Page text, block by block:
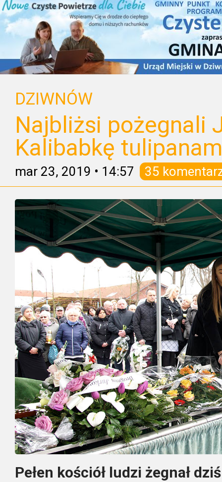
DZIWNÓW
Najbliżsi pożegnali
Kalibabkę
mar 23, 2019 • 14:57 35
Pełen kościół ludzi żegnał